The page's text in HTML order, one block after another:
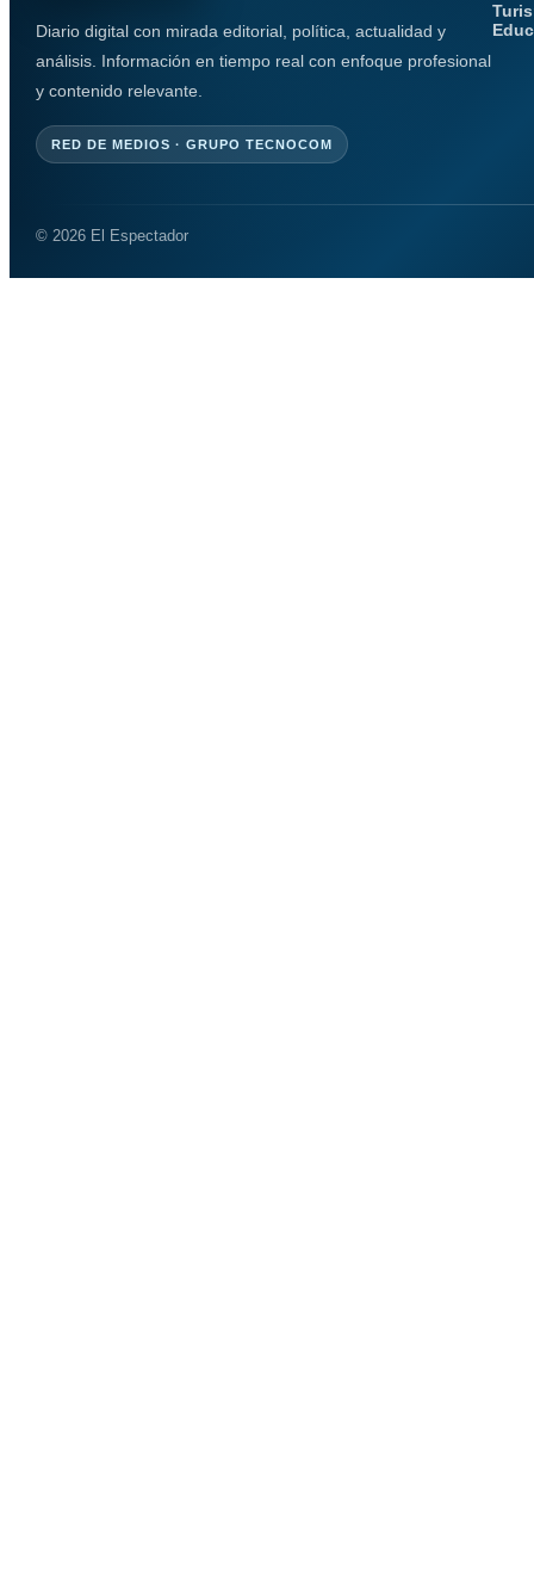
Diario digital con mirada editorial, política, actualidad y
análisis. Información en tiempo real con enfoque profesional
y contenido relevante.
RED DE MEDIOS · GRUPO TECNOCOM
© 2026 El Espectador